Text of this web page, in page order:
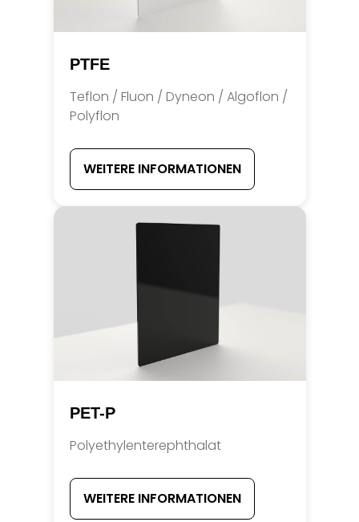
PTFE
Teflon / Fluon / Dyneon / Algoflon /
Polyflon
WEITERE INFORMATIONEN
PET-P
Polyethylenterephthalat
WEITERE INFORMATIONEN